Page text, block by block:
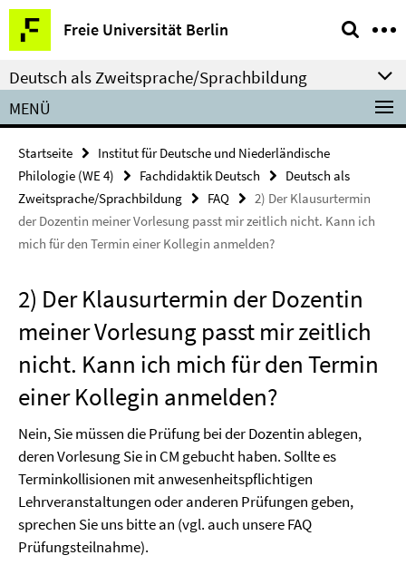
Springe
direkt
zu
Inhalt
Freie Universität Berlin
Service-
Navigation
Deutsch als Zweitsprache/Sprachbildung
MENÜ
Startseite
Institut für Deutsche und Niederländische
Philologie (WE 4)
Fachdidaktik Deutsch
Deutsch als
Zweitsprache/Sprachbildung
FAQ
2) Der Klausurtermin
der Dozentin meiner Vorlesung passt mir zeitlich nicht. Kann ich
mich für den Termin einer Kollegin anmelden?
2) Der Klausurtermin der Dozentin
meiner Vorlesung passt mir zeitlich
nicht. Kann ich mich für den Termin
einer Kollegin anmelden?
Nein, Sie müssen die Prüfung bei der Dozentin ablegen,
deren Vorlesung Sie in CM gebucht haben. Sollte es
Terminkollisionen mit anwesenheitspflichtigen
Lehrveranstaltungen oder anderen Prüfungen geben,
sprechen Sie uns bitte an (vgl. auch unsereFAQ
Prüfungsteilnahme).